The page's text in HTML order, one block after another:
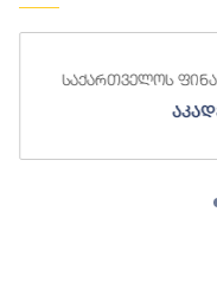
საქართველოს